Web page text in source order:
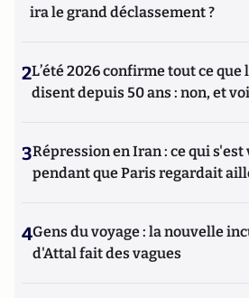
ira le grand déclassement ?
2L’été 2026 confirme tout ce que
disent depuis 50 ans : non, et
3Répression en Iran : ce qui
pendant que Paris regardait
4Gens du voyage : la nouvelle
d'Attal fait des vagues